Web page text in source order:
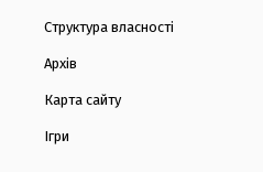
Структура власності
Архів
Карта сайту
Ігри